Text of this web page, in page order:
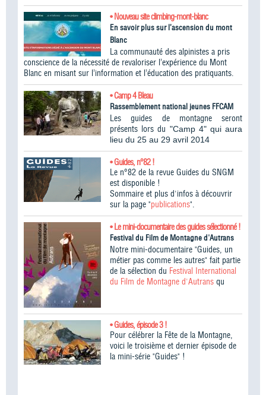
• Nouveau site climbing-mont-blanc
En savoir plus sur l’ascension du mont
Blanc
La communauté des alpinistes a pris
conscience de la nécessité de revaloriser l’expérience du Mont
Blanc en misant sur l’information et l’éducation des pratiquants.
• Camp 4 Bleau
Rassemblement national jeunes FFCAM
Les guides de montagne seront
présents lors du "Camp 4" qui aura
lieu du 25 au 29 avril 2014
• Guides, n°82 !
Le n°82 de la revue Guides du SNGM
est disponible !
Sommaire et plus d'infos à découvrir
sur la page "publications".
• Le mini-documentaire des guides sélectionné !
Festival du Film de Montagne d'Autrans
Notre mini-documentaire "Guides, un
métier pas comme les autres" fait partie
de la sélection du Festival International
du Film de Montagne d'Autrans qu
• Guides, épisode 3 !
Pour célébrer la Fête de la Montagne,
voici le troisième et dernier épisode de
la mini-série "Guides" !